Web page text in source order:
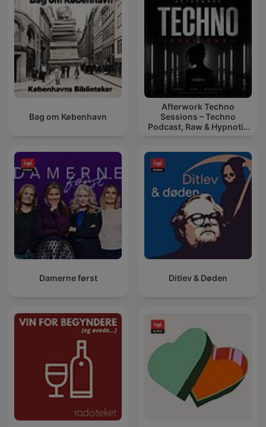
Bag om København
Afterwork Techno
Sessions – Techno
Podcast, Raw & Hypnotic
Damerne først Ditlev & Døden